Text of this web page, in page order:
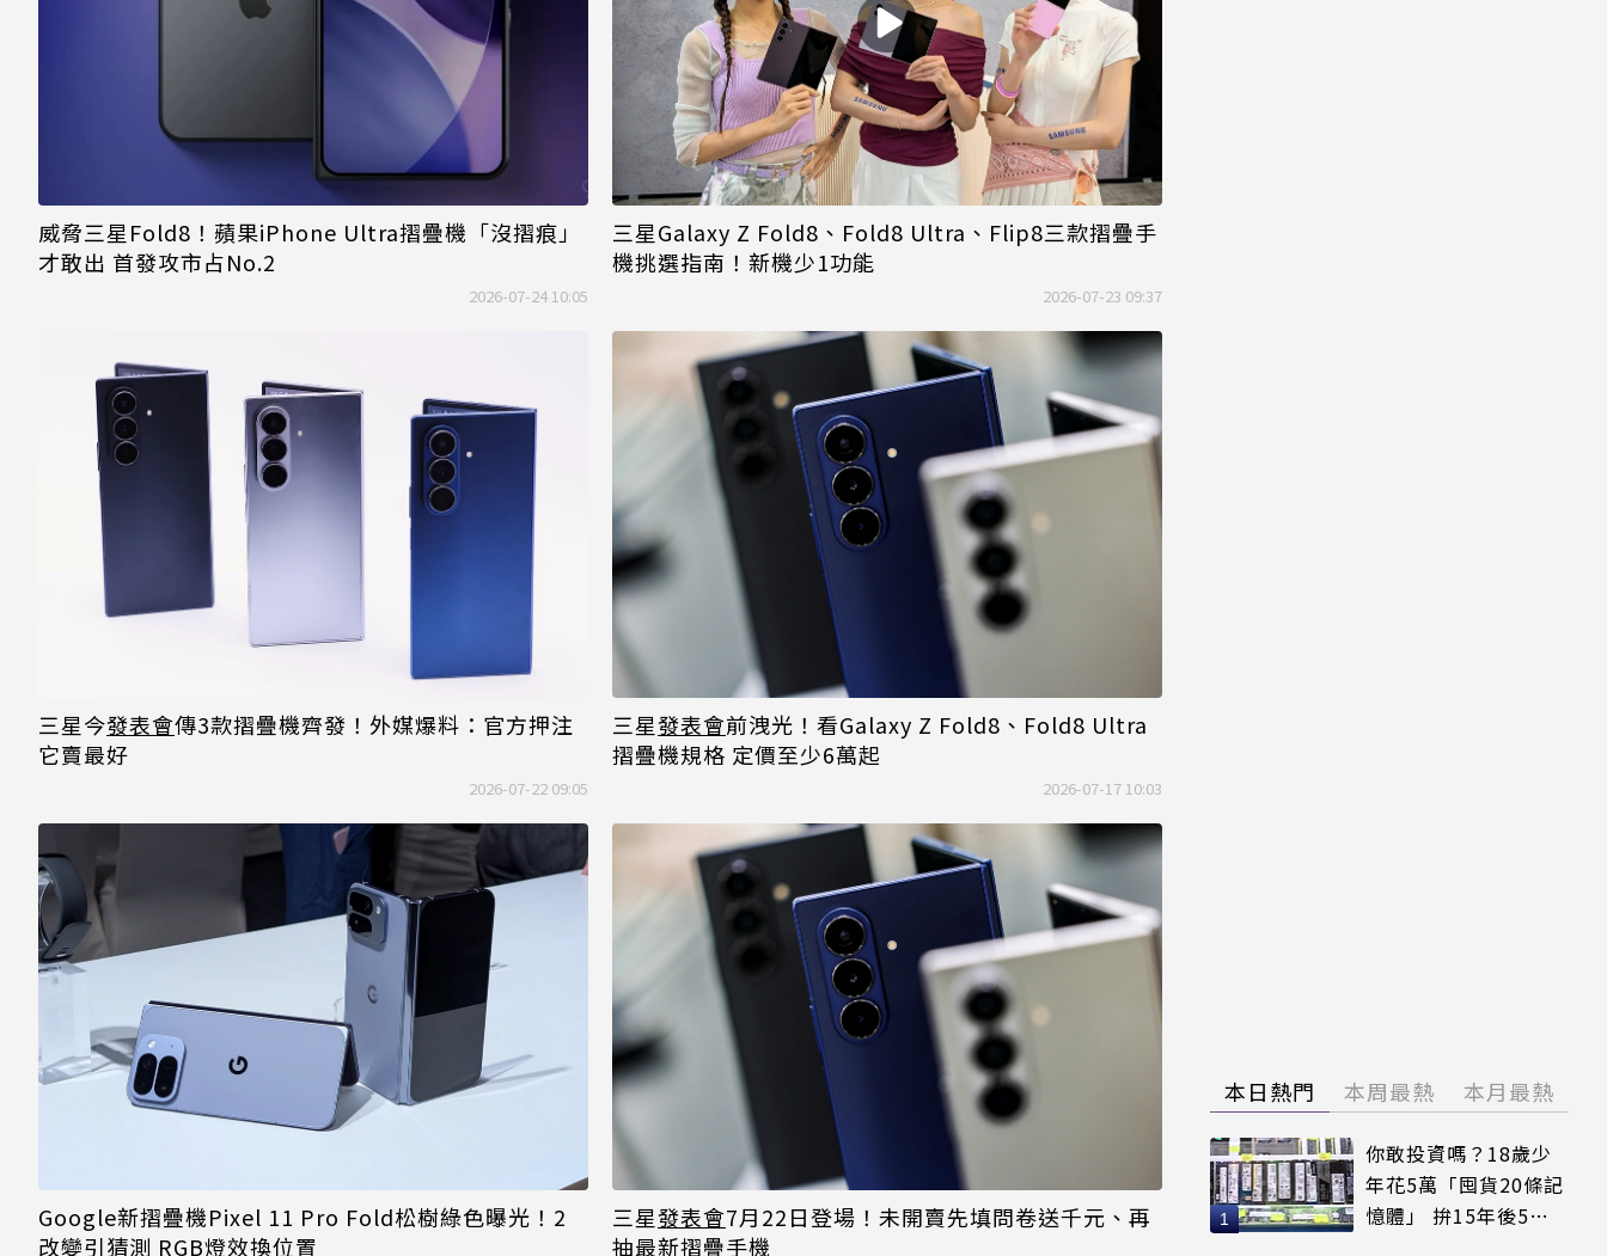
威脅三星Fold8！蘋果iPhone Ultra摺疊機「沒摺痕」
才敢出 首發攻市占No.2
2026-07-24 10:05
三星Galaxy Z Fold8、Fold8 Ultra、Flip8三款摺疊手
機挑選指南！新機少1功能
2026-07-23 09:37
三星今發表會傳3款摺疊機齊發！外媒爆料：官方押注
它賣最好
2026-07-22 09:05
三星發表會前洩光！看Galaxy Z Fold8、Fold8 Ultra
摺疊機規格 定價至少6萬起
2026-07-17 10:03
Google新摺疊機Pixel 11 Pro Fold松樹綠色曝光！2
改變引猜測 RGB燈效換位置
三星發表會7月22日登場！未開賣先填問卷送千元、再
抽最新摺疊手機
本日熱門 本周最熱 本月最熱
你敢投資嗎？18歲少
年花5萬「囤貨20條記
憶體」 拚15年後5倍